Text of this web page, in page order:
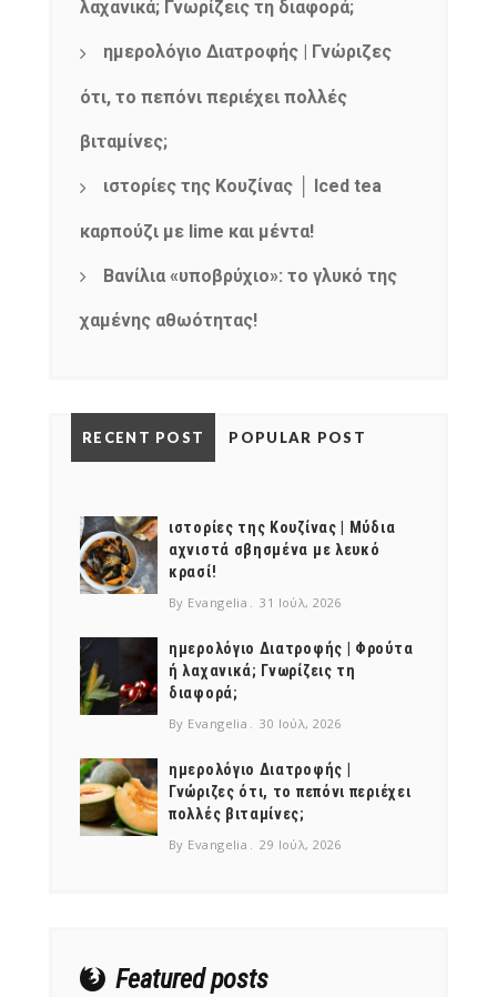
λαχανικά; Γνωρίζεις τη διαφορά;
ημερολόγιο Διατροφής | Γνώριζες
ότι, το πεπόνι περιέχει πολλές
βιταμίνες;
ιστορίες της Κουζίνας │ Iced tea
καρπούζι με lime και μέντα!
Βανίλια «υποβρύχιο»: το γλυκό της
χαμένης αθωότητας!
RECENT POST POPULAR POST
ιστορίες της Κουζίνας | Μύδια
αχνιστά σβησμένα με λευκό
κρασί!
By Evangelia 31 Ιούλ, 2026
ημερολόγιο Διατροφής | Φρούτα
ή λαχανικά; Γνωρίζεις τη
διαφορά;
By Evangelia 30 Ιούλ, 2026
ημερολόγιο Διατροφής |
Γνώριζες ότι, το πεπόνι περιέχει
πολλές βιταμίνες;
By Evangelia 29 Ιούλ, 2026
Featured posts